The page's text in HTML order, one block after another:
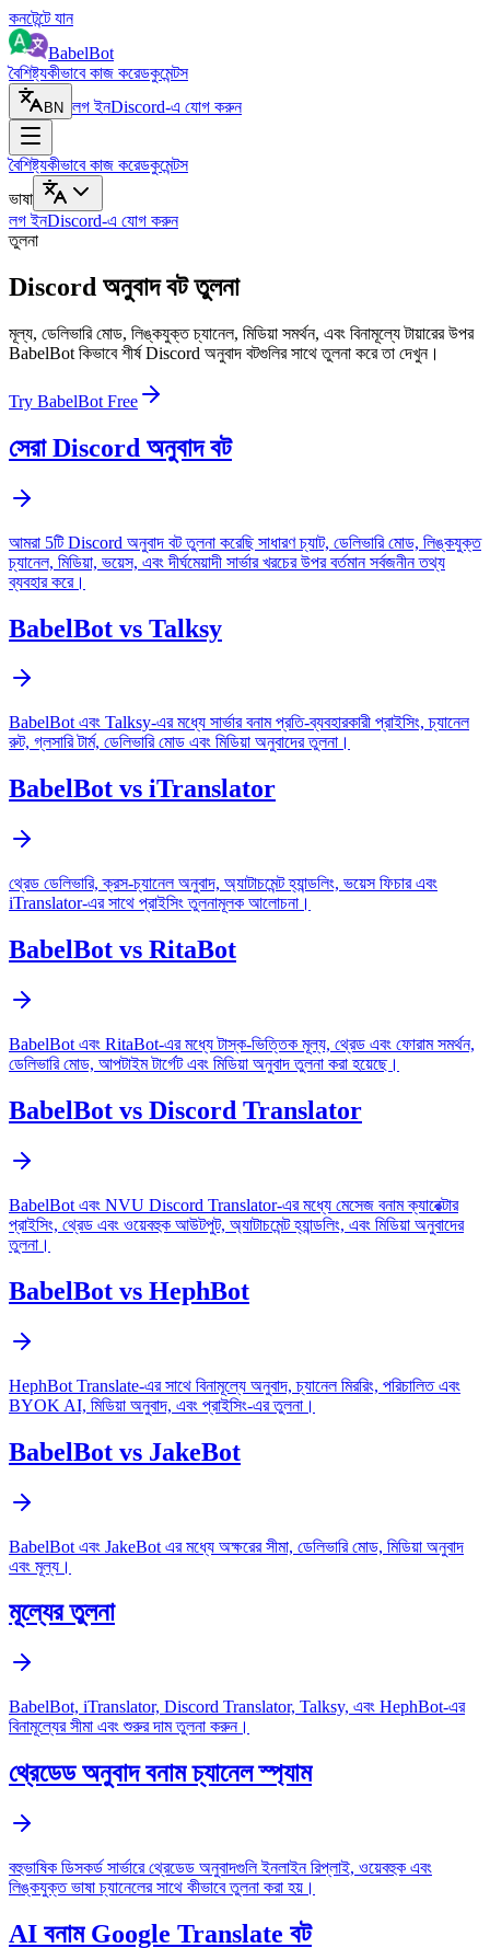
কনটেন্টে যান
BabelBot
বৈশিষ্ট্যকীভাবে কাজ করেডকুমেন্টস
BN লগ ইনDiscord-এ যোগ করুন
বৈশিষ্ট্যকীভাবে কাজ করেডকুমেন্টস
ভাষা
লগ ইনDiscord-এ যোগ করুন
তুলনা
Discord অনুবাদ বট তুলনা
মূল্য, ডেলিভারি মোড, লিঙ্কযুক্ত চ্যানেল, মিডিয়া সমর্থন, এবং বিনামূল্যে টায়ারের উপর
BabelBot কিভাবে শীর্ষ Discord অনুবাদ বটগুলির সাথে তুলনা করে তা দেখুন।
Try BabelBot Free
সেরা Discord অনুবাদ বট
আমরা 5টি Discord অনুবাদ বট তুলনা করেছি সাধারণ চ্যাট, ডেলিভারি মোড, লিঙ্কযুক্ত
চ্যানেল, মিডিয়া, ভয়েস, এবং দীর্ঘমেয়াদী সার্ভার খরচের উপর বর্তমান সর্বজনীন তথ্য
ব্যবহার করে।
BabelBot vs Talksy
BabelBot এবং Talksy-এর মধ্যে সার্ভার বনাম প্রতি-ব্যবহারকারী প্রাইসিং, চ্যানেল
রুট, গ্লসারি টার্ম, ডেলিভারি মোড এবং মিডিয়া অনুবাদের তুলনা।
BabelBot vs iTranslator
থ্রেড ডেলিভারি, ক্রস-চ্যানেল অনুবাদ, অ্যাটাচমেন্ট হ্যান্ডলিং, ভয়েস ফিচার এবং
iTranslator-এর সাথে প্রাইসিং তুলনামূলক আলোচনা।
BabelBot vs RitaBot
BabelBot এবং RitaBot-এর মধ্যে টাস্ক-ভিত্তিক মূল্য, থ্রেড এবং ফোরাম সমর্থন,
ডেলিভারি মোড, আপটাইম টার্গেট এবং মিডিয়া অনুবাদ তুলনা করা হয়েছে।
BabelBot vs Discord Translator
BabelBot এবং NVU Discord Translator-এর মধ্যে মেসেজ বনাম ক্যারেক্টার
প্রাইসিং, থ্রেড এবং ওয়েবহুক আউটপুট, অ্যাটাচমেন্ট হ্যান্ডলিং, এবং মিডিয়া অনুবাদের
তুলনা।
BabelBot vs HephBot
HephBot Translate-এর সাথে বিনামূল্যে অনুবাদ, চ্যানেল মিররিং, পরিচালিত এবং
BYOK AI, মিডিয়া অনুবাদ, এবং প্রাইসিং-এর তুলনা।
BabelBot vs JakeBot
BabelBot এবং JakeBot এর মধ্যে অক্ষরের সীমা, ডেলিভারি মোড, মিডিয়া অনুবাদ
এবং মূল্য।
মূল্যের তুলনা
BabelBot, iTranslator, Discord Translator, Talksy, এবং HephBot-এর
বিনামূল্যের সীমা এবং শুরুর দাম তুলনা করুন।
থ্রেডেড অনুবাদ বনাম চ্যানেল স্প্যাম
বহুভাষিক ডিসকর্ড সার্ভারে থ্রেডেড অনুবাদগুলি ইনলাইন রিপ্লাই, ওয়েবহুক এবং
লিঙ্কযুক্ত ভাষা চ্যানেলের সাথে কীভাবে তুলনা করা হয়।
AI বনাম Google Translate বট